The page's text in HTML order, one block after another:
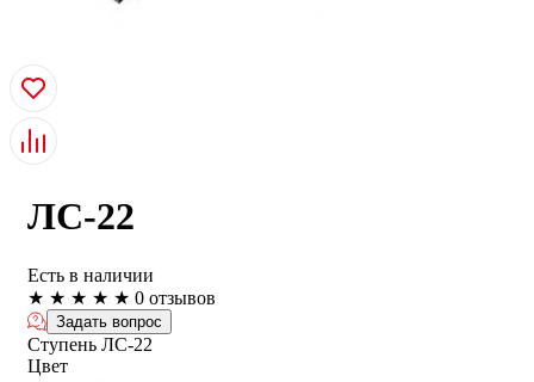
ЛС-22
Есть в наличии
★ ★ ★ ★ ★ 0 отзывов
Задать вопрос
Ступень ЛС-22
Цвет